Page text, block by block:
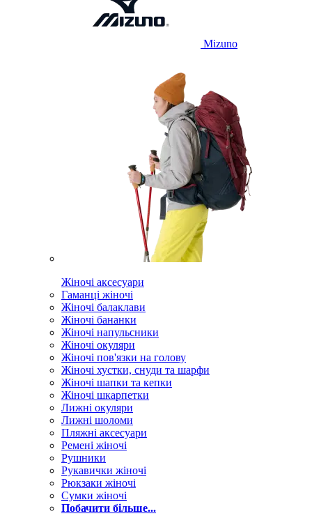
Mizuno
Жіночі аксесуари
Гаманці жіночі
Жіночі балаклави
Жіночі бананки
Жіночі напульсники
Жіночі окуляри
Жіночі пов'язки на голову
Жіночі хустки, снуди та шарфи
Жіночі шапки та кепки
Жіночі шкарпетки
Лижні окуляри
Лижні шоломи
Пляжні аксесуари
Ремені жіночі
Рушники
Рукавички жіночі
Рюкзаки жіночі
Сумки жіночі
Побачити більше...